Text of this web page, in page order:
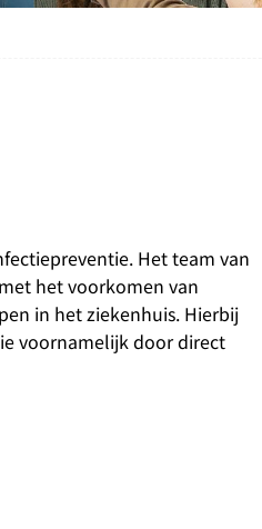
Het team van
het voorkomen van
in het ziekenhuis. Hierbij
voornamelijk door direct